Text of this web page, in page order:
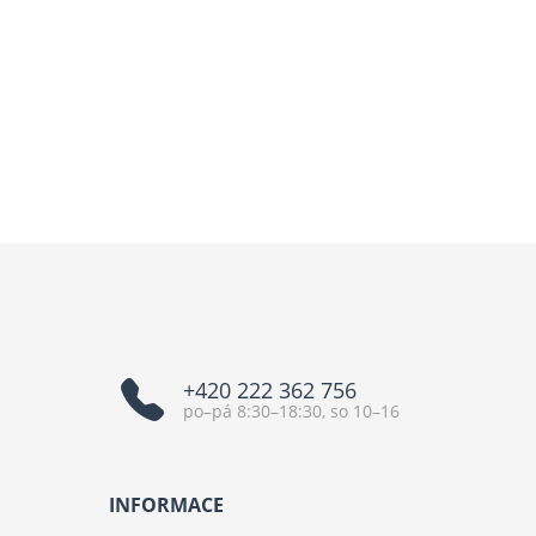
+420 222 362 756
po–pá 8:30–18:30, so 10–16
INFORMACE